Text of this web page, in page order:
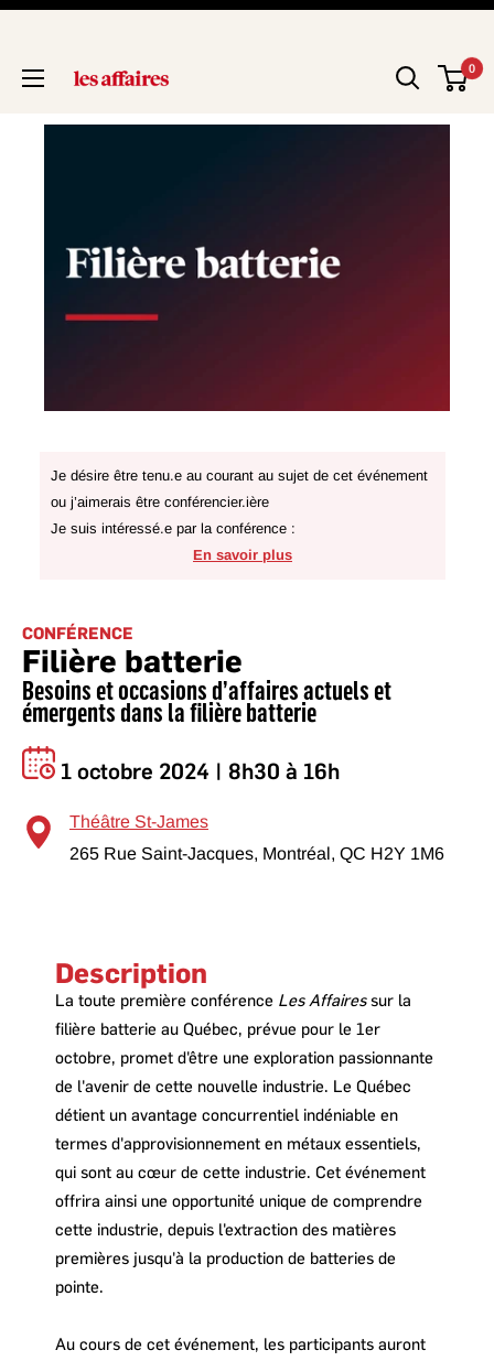
0
Je désire être tenu.e au courant au sujet de cet événement
ou j’aimerais être conférencier.ière
Je suis intéressé.e par la conférence :
En savoir plus
CONFÉRENCE
Filière batterie
Besoins et occasions d’affaires actuels et
émergents dans la filière batterie
1 octobre 2024 | 8h30 à 16h
Théâtre St-James
265 Rue Saint-Jacques, Montréal, QC H2Y 1M6
Description
La toute première conférence Les Affairessur la
filière batterie au Québec, prévue pour le 1er
octobre, promet d'être une exploration passionnante
de l'avenir de cette nouvelle industrie. Le Québec
détient un avantage concurrentiel indéniable en
termes d'approvisionnement en métaux essentiels,
qui sont au cœur de cette industrie. Cet événement
offrira ainsi une opportunité unique de comprendre
cette industrie, depuis l'extraction des matières
premières jusqu'à la production de batteries de
pointe.
Au cours de cet événement, les participants auront